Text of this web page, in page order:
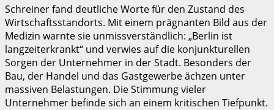
Schreiner fand deutliche Worte für den Zustand des
Wirtschaftsstandorts. Mit einem prägnanten Bild aus der
Medizin warnte sie unmissverständlich: „Berlin ist
langzeiterkrankt“ und verwies auf die konjunkturellen
Sorgen der Unternehmer in der Stadt. Besonders der
Bau, der Handel und das Gastgewerbe ächzen unter
massiven Belastungen. Die Stimmung vieler
Unternehmer befinde sich an einem kritischen Tiefpunkt.